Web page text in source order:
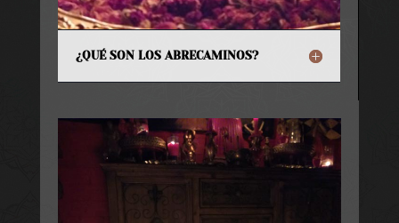
¿QUÉ SON LOS ABRECAMINOS?